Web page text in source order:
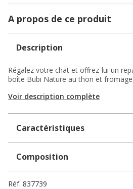
A propos de ce produit
Description
Régalez votre chat et offrez-lui un
boîte Bubi Nature au thon et fromage
Voir description complète
Caractéristiques
Composition
Réf. 837739